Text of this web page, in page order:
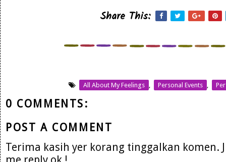
Share This:
All About My Feelings , Personal Events ,
0 COMMENTS:
POST A COMMENT
Terima kasih yer korang tinggalkan komen.